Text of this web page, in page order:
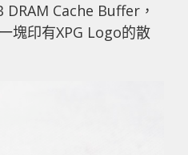
Cache Buffer，
塊印有XPG Logo的散